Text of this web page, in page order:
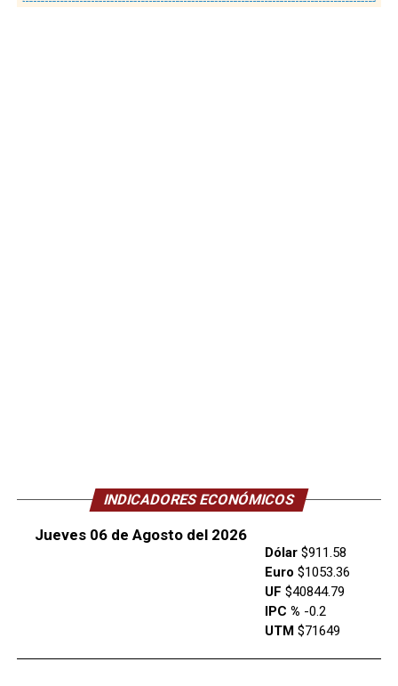
INDICADORES ECONÓMICOS
Jueves 06 de Agosto del 2026
Dólar$911.58
Euro $1053.36
UF $40844.79
IPC % -0.2
UTM$71649